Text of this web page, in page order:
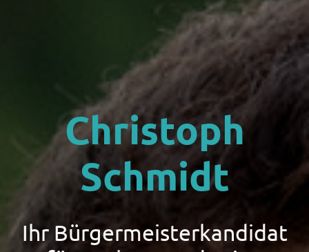
Christoph
Schmidt
Ihr Bürgermeisterkandidat